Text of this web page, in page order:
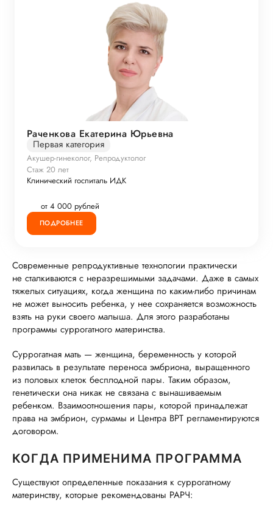
Раченкова Екатерина Юрьевна
Первая категория
Акушер-гинеколог, Репродуктолог
Стаж 20 лет
Клинический госпиталь ИДК
от 4 000 рублей
ПОДРОБНЕЕ
Современные репродуктивные технологии практически
не сталкиваются с неразрешимыми задачами. Даже в самых
тяжелых ситуациях, когда женщина по каким-либо причинам
не может выносить ребенка, у нее сохраняется возможность
взять на руки своего малыша. Для этого разработаны
программы суррогатного материнства.
Суррогатная мать — женщина, беременность у которой
развилась в результате переноса эмбриона, выращенного
из половых клеток бесплодной пары. Таким образом,
генетически она никак не связана с вынашиваемым
ребенком. Взаимоотношения пары, которой принадлежат
права на эмбрион, сурмамы и Центра ВРТ регламентируются
договором.
КОГДА ПРИМЕНИМА ПРОГРАММА
Существуют определенные показания к суррогатному
материнству, которые рекомендованы РАРЧ: